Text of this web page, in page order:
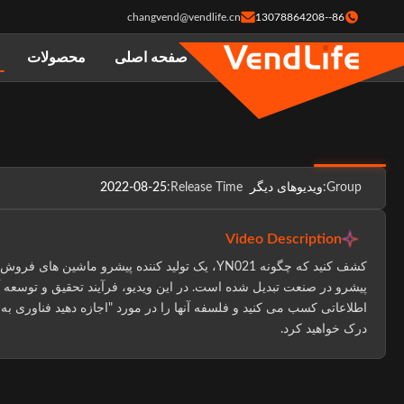
86--13078864208
changvend@vendlife.cn
صفحه اصلی محصولات
Group: ویدیوهای دیگر Release Time:
2022-08-25
Video Description
پیشرو در صنعت تبدیل شده است. در این ویدیو، فرآیند تحقیق و
اطلاعاتی کسب می کنید و فلسفه آنها را در مورد "اجازه دهید
درک خواهید کرد.